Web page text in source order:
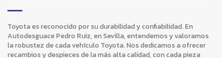
Toyota es reconocido por su durabilidad y confiabilidad. En
Autodesguace Pedro Ruiz, en Sevilla, entendemos y valoramos
la robustez de cada vehículo Toyota. Nos dedicamos a ofrecer
recambios y despieces de la más alta calidad, con cada pieza